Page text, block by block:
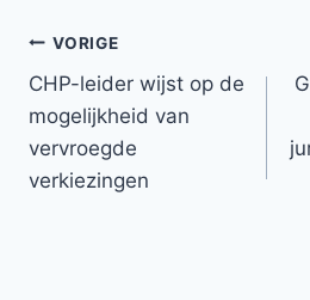
Bericht
navigatie
VORIGE
CHP-leider wijst op de
mogelijkheid van
vervroegde
verkiezingen